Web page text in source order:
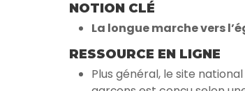
NOTION CLÉ
La longue marche vers
RESSOURCE EN LIGNE
Plus général, le site